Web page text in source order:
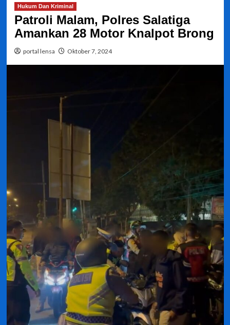
Hukum Dan Kriminal
Patroli Malam, Polres Salatiga
Amankan 28 Motor Knalpot Brong
portal lensa Oktober 7, 2024